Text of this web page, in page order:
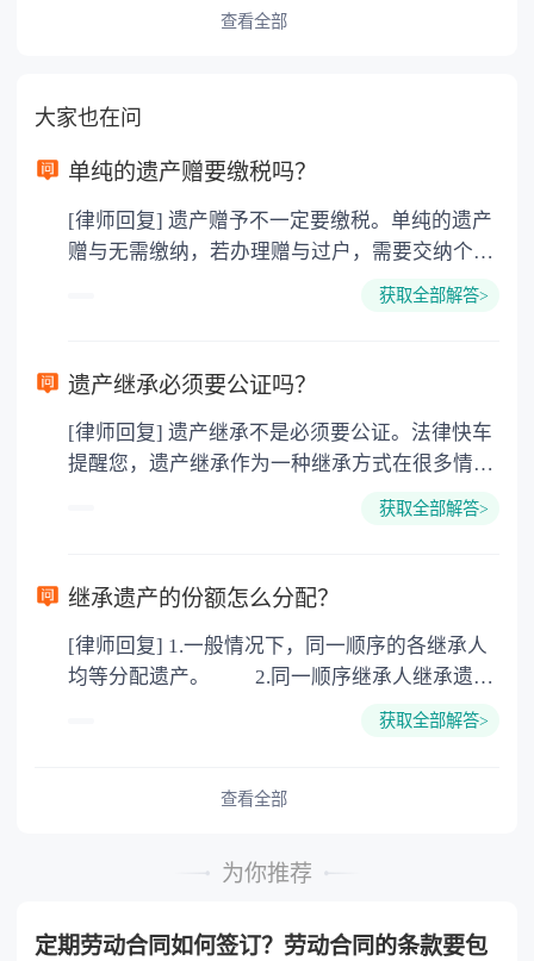
查看全部
大家也在问
单纯的遗产赠要缴税吗？
[律师回复] 遗产赠予不一定要缴税。单纯的遗产
赠与无需缴纳，若办理赠与过户，需要交纳个人
所得税、契税和公证费。赠与过户是没有增值税
要缴纳公证费，具体如下： 1. 公证费：按房
3. 印花税：按房屋评估价的0.05%缴纳 4. 土
地增值税：按房价1%缴纳 5. 房屋产权登记费：
获取全部解答>
遗产继承必须要公证吗？
[律师回复] 遗产继承不是必须要公证。法律快车
提醒您，遗产继承作为一种继承方式在很多情况
下都是不需要公证的，当然，如果需要公正的也
以防对财产继承发生纠纷，可以对遗产继承进行
公证。
获取全部解答>
继承遗产的份额怎么分配？
[律师回复] 1.一般情况下，同一顺序的各继承人
均等分配遗产。 2.同一顺序继承人继承遗产
或者与被继承人共同生活的继承人，分配遗产
的继承人，不尽扶养义务的，分配遗产时，应当
获取全部解答>
查看全部
为你推荐
定期劳动合同如何签订？劳动合同的条款要包